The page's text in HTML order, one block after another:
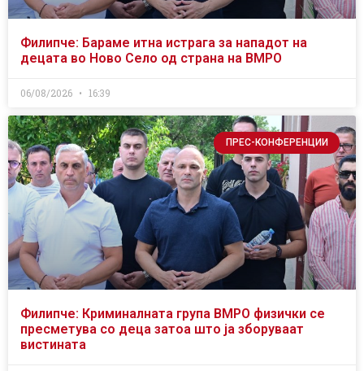
Филипче: Бараме итна истрага за нападот на
децата во Ново Село од страна на ВМРО
06/08/2026 16:39
ПРЕС-КОНФЕРЕНЦИИ
Филипче: Криминалната група ВМРО физички се
пресметува со деца затоа што ја зборуваат
вистината